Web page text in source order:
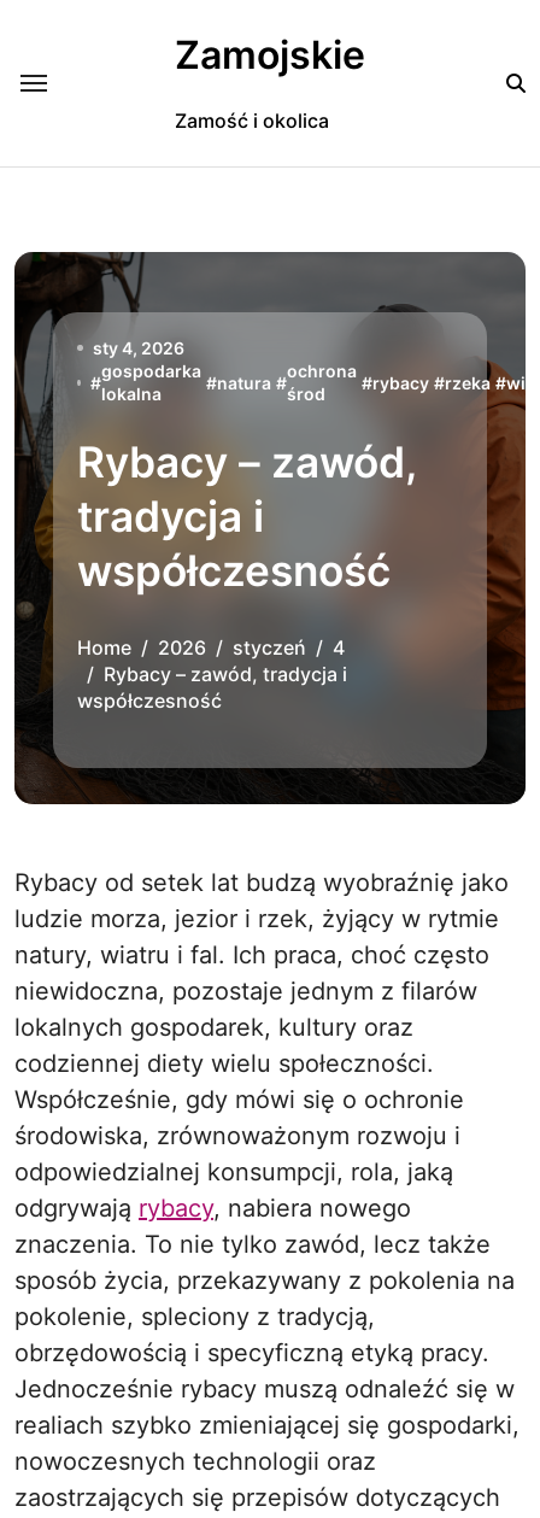
Zamojskie
Zamość i okolica
sty 4, 2026
#
gospodarka
lokalna
#natura #
ochrona
środ
#rybacy #rzeka #
Rybacy – zawód,
tradycja i
współczesność
Home 2026 styczeń
4
Rybacy – zawód, tradycja i
współczesność
Rybacy od setek lat budzą wyobraźnię jako
ludzie morza, jezior i rzek, żyjący w rytmie
natury, wiatru i fal. Ich praca, choć często
niewidoczna, pozostaje jednym z filarów
lokalnych gospodarek, kultury oraz
codziennej diety wielu społeczności.
Współcześnie, gdy mówi się o ochronie
środowiska, zrównoważonym rozwoju i
odpowiedzialnej konsumpcji, rola, jaką
odgrywają rybacy, nabiera nowego
znaczenia. To nie tylko zawód, lecz także
sposób życia, przekazywany z pokolenia na
pokolenie, spleciony z tradycją,
obrzędowością i specyficzną etyką pracy.
Jednocześnie rybacy muszą odnaleźć się w
realiach szybko zmieniającej się gospodarki,
nowoczesnych technologii oraz
zaostrzających się przepisów dotyczących